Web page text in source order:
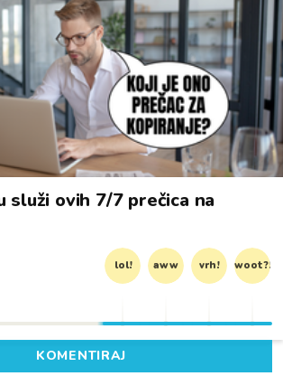
služi ovih 7/7 prečica na
lol! aww vrh! woot?!
KOMENTIRAJ